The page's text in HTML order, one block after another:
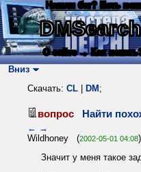
Нашли баг? Есть
DMSearch
О сайте → Как
Вниз
Скачать: CL DM ;
вопрос Найти
← →
Wildhoney (2002-05-01 04:08)
Значит у меня такое